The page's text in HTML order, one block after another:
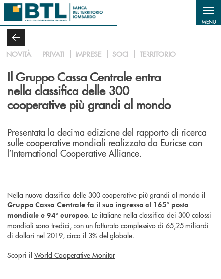
Salta al contenuto principale
MENU
NOVITÀ PRIVATI IMPRESE SOCI TERRITORIO
Il Gruppo Cassa Centrale entra
nella classifica delle 300
cooperative più grandi al mondo
Presentata la decima edizione del rapporto di ricerca
sulle cooperative mondiali realizzato da Euricse con
l’International Cooperative Alliance.
Nella nuova classifica delle 300 cooperative più grandi al mondo il
Gruppo Cassa Centrale fa il suo ingresso al 165° posto
mondiale e 94° europeo. Le italiane nella classifica dei 300 colossi
mondiali sono tredici, con un fatturato complessivo di 65,25 miliardi
di dollari nel 2019, circa il 3% del globale.
Scopri il World Cooperative Monitor